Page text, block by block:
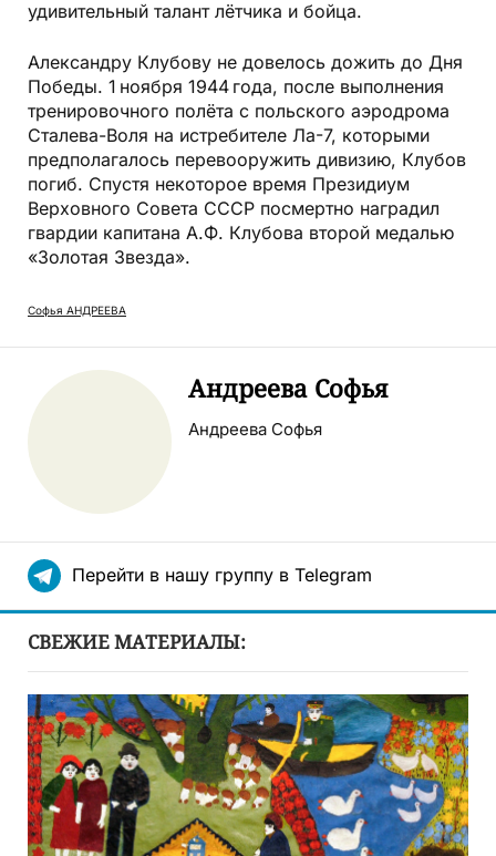
удивительный талант лётчика и бойца.
Александру Клубову не довелось дожить до Дня
Победы. 1 ноября 1944 года, после выполнения
тренировочного полёта с польского аэродрома
Сталева-Воля на истребителе Ла-7, которыми
предполагалось перевооружить дивизию, Клубов
погиб. Спустя некоторое время Президиум
Верховного Совета СССР посмертно наградил
гвардии капитана А.Ф. Клубова второй медалью
«Золотая Звезда».
Софья АНДРЕЕВА
Андреева Софья
Андреева Софья
Перейти в нашу группу в Telegram
СВЕЖИЕ МАТЕРИАЛЫ: